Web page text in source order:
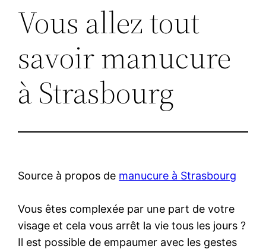
Vous allez tout
savoir manucure
à Strasbourg
Source à propos de manucure à Strasbourg
Vous êtes complexée par une part de votre
visage et cela vous arrêt la vie tous les jours ?
Il est possible de empaumer avec les gestes